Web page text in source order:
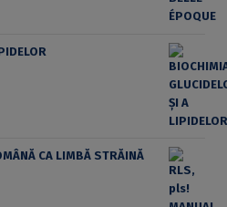
CA LIMBĂ STRĂINĂ